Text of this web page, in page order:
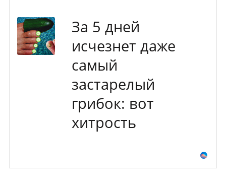
За 5 дней
исчезнет даже
самый
застарелый
грибок: вот
хитрость